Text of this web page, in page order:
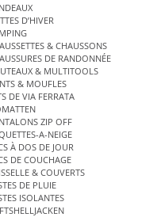
D’HIVER
& CHAUSSONS
DE RANDONNÉE
& MULTITOOLS
& MOUFLES
DE VIA FERRATA
ZIP OFF
A-NEIGE
À DOS DE JOUR
DE COUCHAGE
& COUVERTS
DE PLUIE
ISOLANTES